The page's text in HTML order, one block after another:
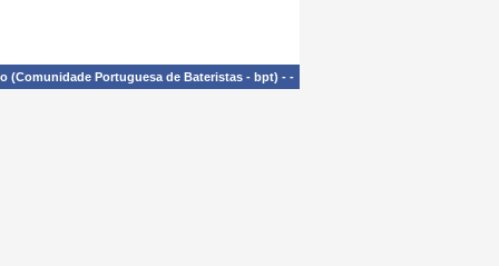
(Comunidade Portuguesa de Bateristas - bpt) - -